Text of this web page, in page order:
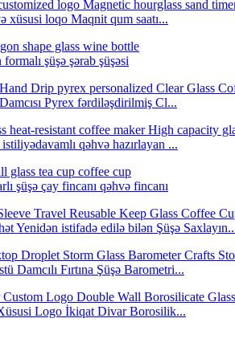
xüsusi loqo Maqnit qum saatı...
şüşə şərab şüşəsi
Pyrex fərdiləşdirilmiş Cl...
qəhvə hazırlayan ...
şüşə çay fincanı qəhvə fincanı
Yenidən istifadə edilə bilən Şüşə
Damcılı Fırtına Şüşə Barometri...
Logo İkiqat Divar Borosilik...